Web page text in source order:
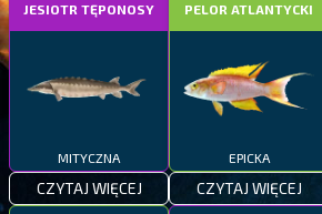
JESIOTR TĘPONOSY
MITYCZNA
CZYTAJ WIĘCEJ
PELOR ATLANTYCKI
EPICKA
CZYTAJ WIĘCEJ